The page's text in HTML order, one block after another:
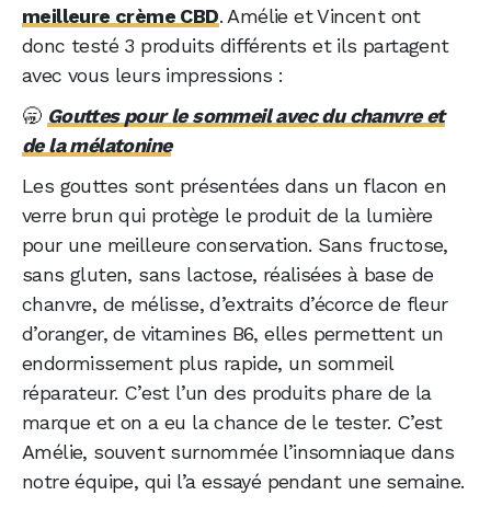
meilleure crème CBD. Amélie et Vincent ont
donc testé 3 produits différents et ils partagent
avec vous leurs impressions :
🥱 Gouttes pour le sommeil avec du chanvre et
de la mélatonine
Les gouttes sont présentées dans un flacon en
verre brun qui protège le produit de la lumière
pour une meilleure conservation. Sans fructose,
sans gluten, sans lactose, réalisées à base de
chanvre, de mélisse, d’extraits d’écorce de fleur
d’oranger, de vitamines B6, elles permettent un
endormissement plus rapide, un sommeil
réparateur. C’est l’un des produits phare de la
marque et on a eu la chance de le tester. C’est
Amélie, souvent surnommée l’insomniaque dans
notre équipe, qui l’a essayé pendant une semaine.